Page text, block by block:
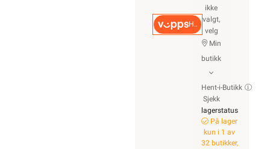
Hurtigkasse
ikke
valgt,
velg
Min
butikk
Hent-i-Butikk
Sjekk
lagerstatus
På lager
kun i 1 av
32 butikker,